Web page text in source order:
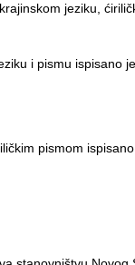
jeziku,
i pismu ispisano
pismom